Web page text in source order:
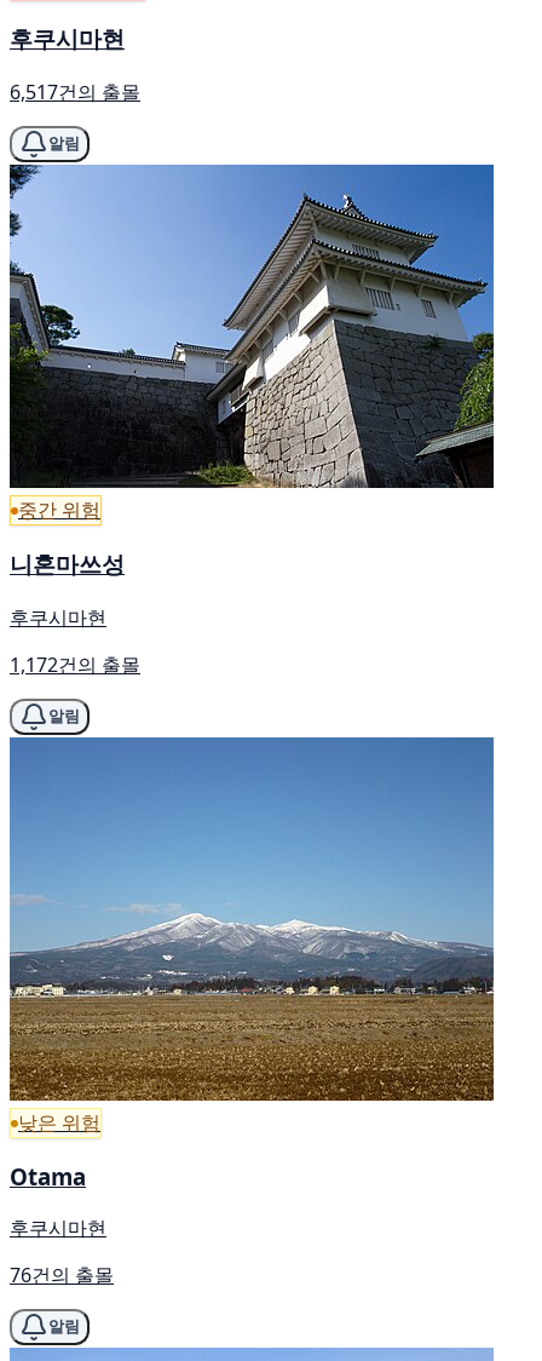
후쿠시마현
6,517건의 출몰
알림
중간 위험
니혼마쓰성
후쿠시마현
1,172건의 출몰
알림
낮은 위험
Otama
후쿠시마현
76건의 출몰
알림